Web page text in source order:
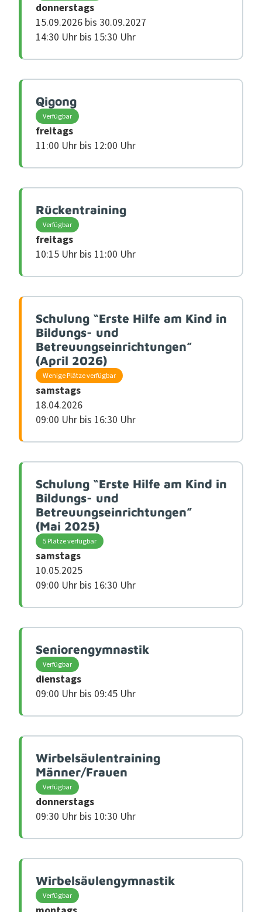
donnerstags
15.09.2026 bis 30.09.2027
14:30 Uhr bis 15:30 Uhr
Qigong
Verfügbar
freitags
11:00 Uhr bis 12:00 Uhr
Rückentraining
Verfügbar
freitags
10:15 Uhr bis 11:00 Uhr
Schulung “Erste Hilfe am Kind in
Bildungs- und
Betreuungseinrichtungen”
(April 2026)
Wenige Plätze verfügbar
samstags
18.04.2026
09:00 Uhr bis 16:30 Uhr
Schulung “Erste Hilfe am Kind in
Bildungs- und
Betreuungseinrichtungen”
(Mai 2025)
5 Plätze verfügbar
samstags
10.05.2025
09:00 Uhr bis 16:30 Uhr
Seniorengymnastik
Verfügbar
dienstags
09:00 Uhr bis 09:45 Uhr
Wirbelsäulen­training
Männer/Frauen
Verfügbar
donnerstags
09:30 Uhr bis 10:30 Uhr
Wirbelsäulengymnastik
Verfügbar